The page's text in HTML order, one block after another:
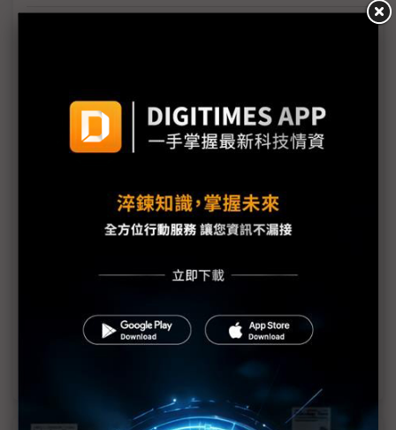
迎AI高速傳輸「光銅並進」時代 測試介面扮CPO量
產要角
NVIDIA攜手康寧強化光學連接技術 黃仁勳看好AI基
Micro LED光通訊躍AI商機新亮點 台廠快馬追趕
2028年里程碑
矽光子、先進封裝錢景閃耀Touch Taiwan 洪進揚：
NVIDIA GTC 2026定調「光銅並行」 長期鋪路CPO